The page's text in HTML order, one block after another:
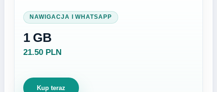
NAWIGACJA I WHATSAPP
1 GB
21.50 PLN
Kup teraz